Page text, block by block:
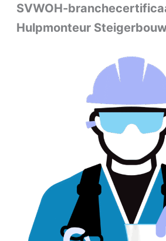
SVWOH-
Hulpmonteur